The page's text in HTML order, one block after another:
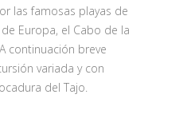
las famosas playas de
Europa, el Cabo de la
continuación breve
variada y con
del Tajo.